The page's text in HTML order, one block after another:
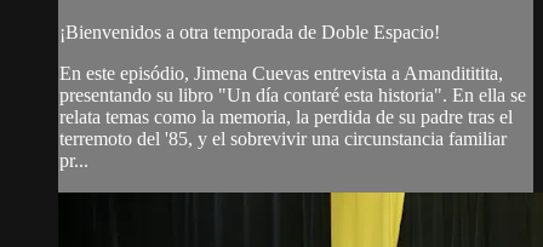
¡Bienvenidos a otra temporada de Doble Espacio!
En este episódio, Jimena Cuevas entrevista a Amandititita,
presentando su libro "Un día contaré esta historia". En ella se
relata temas como la memoria, la perdida de su padre tras el
terremoto del '85, y el sobrevivir una circunstancia familiar
pr...